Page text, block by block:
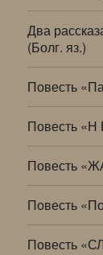
Два
(Болг. яз.)
Повесть
Повесть
Повесть
Повесть
Повесть